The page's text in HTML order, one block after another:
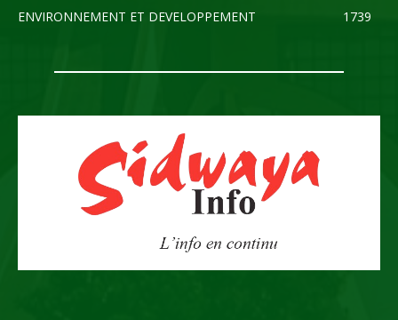
ENVIRONNEMENT ET DEVELOPPEMENT
1739